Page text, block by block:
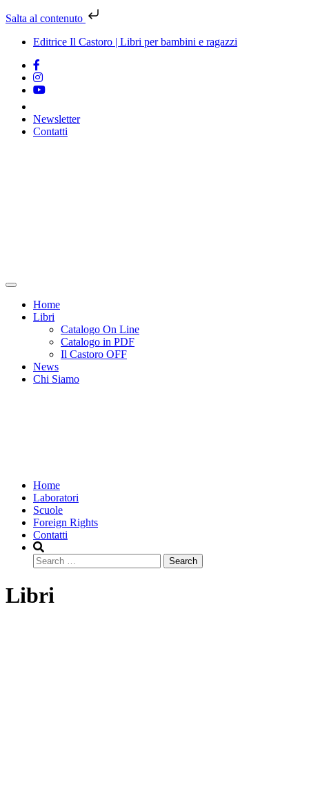
Salta al contenuto
Editrice Il Castoro | Libri per bambini e ragazzi
Newsletter
Contatti
Home
Libri
Catalogo On Line
Catalogo in PDF
Il Castoro OFF
News
Chi Siamo
Home
Laboratori
Scuole
Foreign Rights
Contatti
Search
Libri